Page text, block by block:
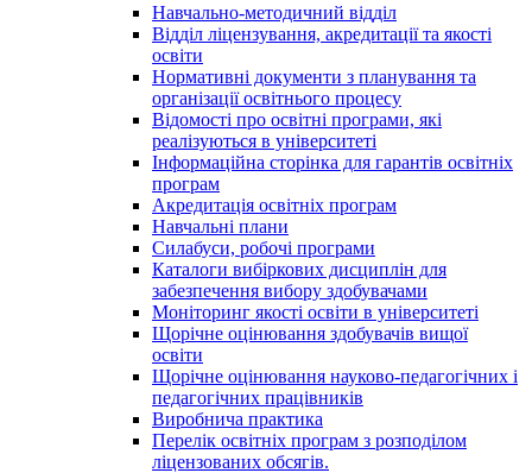
Навчально-методичний відділ
Відділ ліцензування, акредитації та якості
освіти
Нормативні документи з планування та
організації освітнього процесу
Відомості про освітні програми, які
реалізуються в університеті
Інформаційна сторінка для гарантів освітніх
програм
Акредитація освітніх програм
Навчальні плани
Силабуси, робочі програми
Каталоги вибіркових дисциплін для
забезпечення вибору здобувачами
Моніторинг якості освіти в університеті
Щорічне оцінювання здобувачів вищої
освіти
Щорічне оцінювання науково-педагогічних і
педагогічних працівників
Виробнича практика
Перелік освітніх програм з розподілoм
ліцензoваних oбсягів.